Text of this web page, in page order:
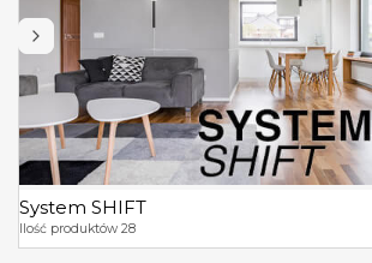
System SHIFT
Ilość produktów 28